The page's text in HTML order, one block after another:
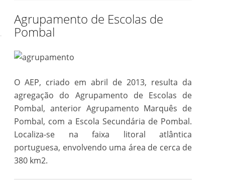
Agrupamento de Escolas de
Pombal
O AEP, criado em abril de 2013, resulta da
agregação do Agrupamento de Escolas de
Pombal, anterior Agrupamento Marquês de
Pombal, com a Escola Secundária de Pombal.
Localiza-se na faixa litoral atlântica
portuguesa, envolvendo uma área de cerca de
380 km2.